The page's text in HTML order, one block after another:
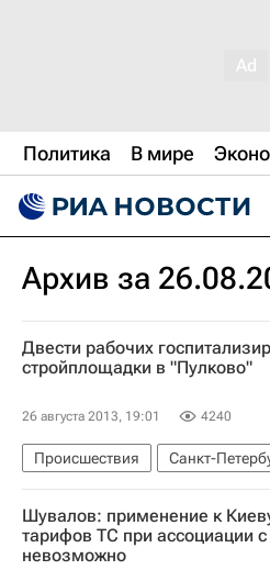
Политика В мире
Архив за
Двести рабочих
стройплощадки в "Пулково"
26 августа 2013, 19:01 4240
Происшествия Санкт-
Европа
Северо-Западный
Отравление на стройплощадке в
Россия
Шувалов: применение к
тарифов ТС при ассоциации
невозможно